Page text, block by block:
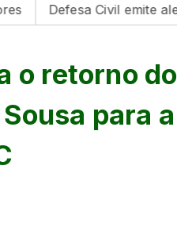
Civil emite alerta para
o retorno do
para a